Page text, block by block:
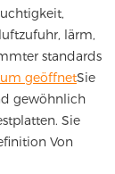
lärm,
standards
geöffnetSie
gewöhnlich
Sie
Von